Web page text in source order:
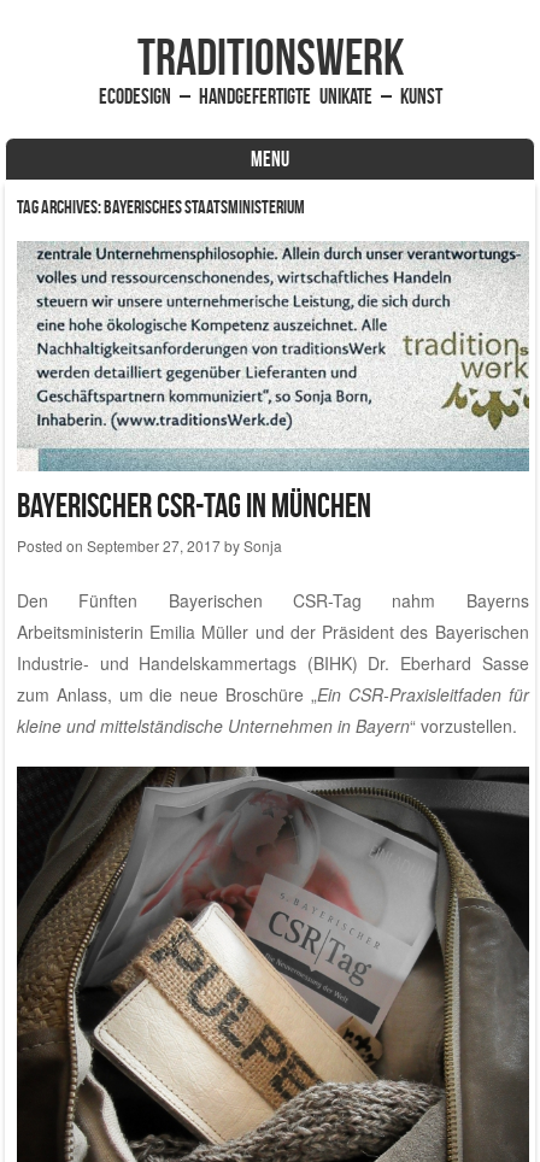
traditionsWerk
EcoDesign – handgefertigte Unikate – Kunst
MENU
Skip to content
Tag Archives:Bayerisches Staatsministerium
Bayerischer CSR-Tag in München
Posted on September 27, 2017bySonja
Den Fünften Bayerischen CSR-Tag nahm Bayerns
Arbeitsministerin Emilia Müller und der Präsident des Bayerischen
Industrie- und Handelskammertags (BIHK) Dr. Eberhard Sasse
zum Anlass, um die neue Broschüre „Ein CSR-Praxisleitfaden für
kleine und mittelständische Unternehmen in Bayern“ vorzustellen.